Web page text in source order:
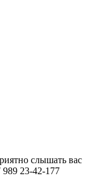
слышать вас
23-42-177